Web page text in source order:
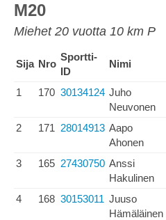
M20
Miehet 20 vuotta 10 km P
Sija Nro
Sportti-
ID
Nimi
1 170 30134124 Juho
Neuvonen
2 171 28014913 Aapo
Ahonen
3 165 27430750 Anssi
Hakulinen
4 168 30153011 Juuso
Hämäläinen